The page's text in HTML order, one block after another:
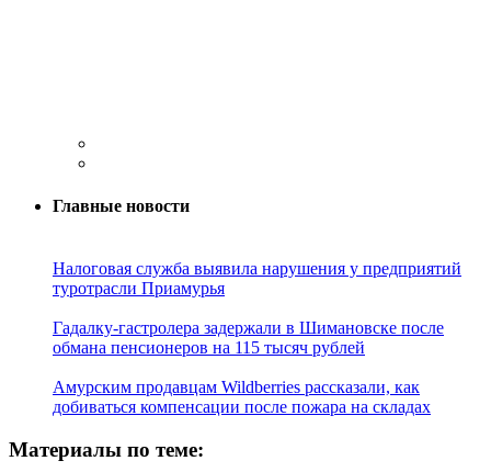
Главные новости
Налоговая служба выявила нарушения у предприятий
туротрасли Приамурья
Гадалку-гастролера задержали в Шимановске после
обмана пенсионеров на 115 тысяч рублей
Амурским продавцам Wildberries рассказали, как
добиваться компенсации после пожара на складах
Материалы по теме: